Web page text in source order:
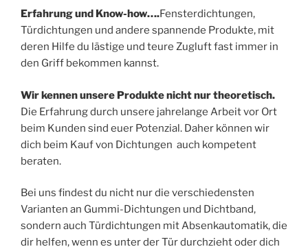
Erfahrung und Know-how….Fensterdichtungen,
Türdichtungen und andere spannende Produkte, mit
deren Hilfe du lästige und teure Zugluft fast immer in
den Griff bekommen kannst.
Wir kennen unsere Produkte nicht nur theoretisch.
Die Erfahrung durch unsere jahrelange Arbeit vor Ort
beim Kunden sind euer Potenzial. Daher können wir
dich beim Kauf von Dichtungen auch kompetent
beraten.
Bei uns findest du nicht nur die verschiedensten
Varianten an Gummi-Dichtungen und Dichtband,
sondern auch Türdichtungen mit Absenkautomatik, die
dir helfen, wenn es unter der Tür durchzieht oder dich